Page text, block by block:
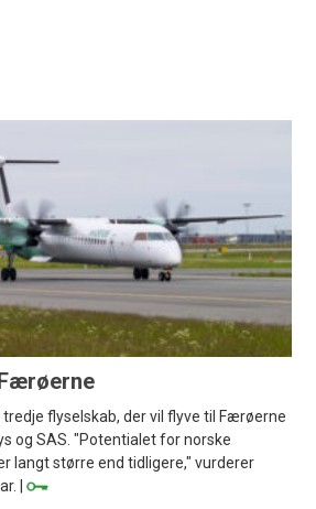
tredje flyselskab, der vil flyve til Færøerne
og SAS. "Potentialet for norske
langt større end tidligere," vurderer
|